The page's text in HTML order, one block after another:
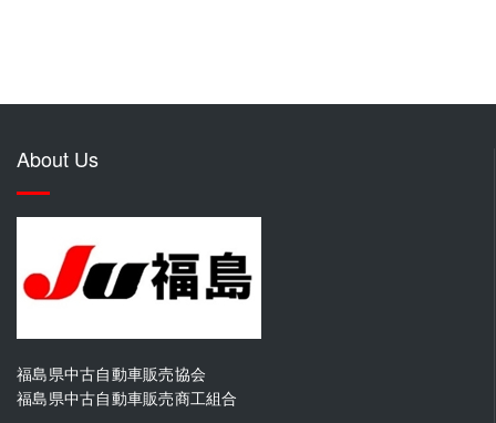
About Us
福島県中古自動車販売協会
福島県中古自動車販売商工組合